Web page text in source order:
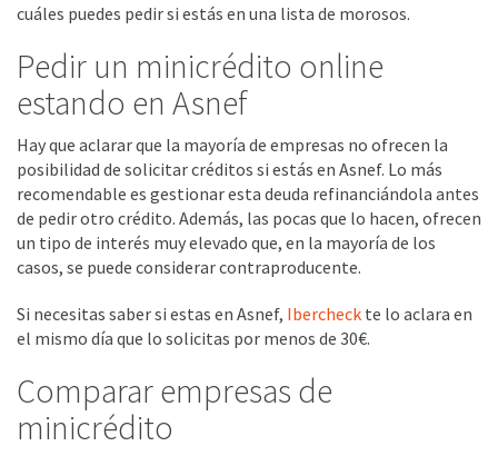
cuáles puedes pedir si estás en una lista de morosos.
Pedir un minicrédito online
estando en Asnef
Hay que aclarar que la mayoría de empresas no ofrecen la
posibilidad de solicitar créditos si estás en Asnef. Lo más
recomendable es gestionar esta deuda refinanciándola antes
de pedir otro crédito. Además, las pocas que lo hacen, ofrecen
un tipo de interés muy elevado que, en la mayoría de los
casos, se puede considerar contraproducente.
Si necesitas saber si estas en Asnef, Ibercheck te lo aclara en
el mismo día que lo solicitas por menos de 30€.
Comparar empresas de
minicrédito